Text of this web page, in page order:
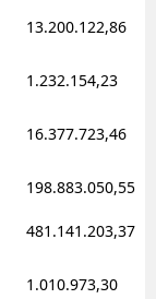
13.200.122,86
1.232.154,23
16.377.723,46
198.883.050,55
481.141.203,37
1.010.973,30